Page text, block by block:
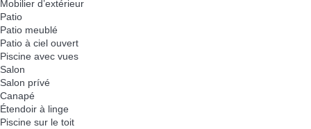
Mobilier d’extérieur
Patio
Patio meublé
Patio à ciel ouvert
Piscine avec vues
Salon
Salon prívé
Canapé
Étendoir à linge
Piscine sur le toit